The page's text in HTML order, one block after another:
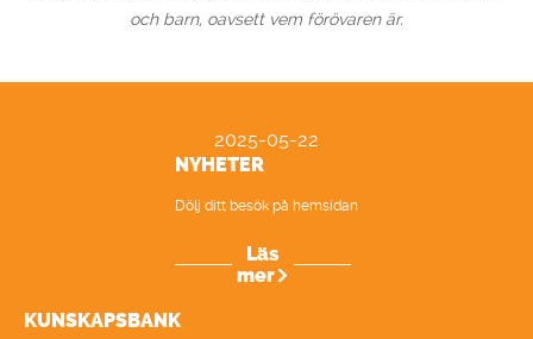
och barn, oavsett vem förövaren är.
2025-05-22
NYHETER
Dölj ditt besök på hemsidan
Läs
mer
KUNSKAPSBANK